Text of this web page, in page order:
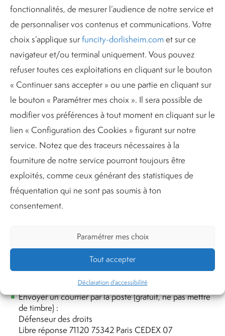
fonctionnalités, de mesurer l’audience de notre service et
de personnaliser vos contenus et communications. Votre
choix s’applique surfuncity-dorlisheim.comet sur ce
navigateur et/ou terminal uniquement. Vous pouvez
refuser toutes ces exploitations en cliquant sur le bouton
« Continuer sans accepter » ou une partie en cliquant sur
le bouton « Paramétrer mes choix ». Il sera possible de
modifier vos préférences à tout moment en cliquant sur le
lien « Configuration des Cookies » figurant sur notre
service. Notez que des traceurs nécessaires à la
fourniture de notre service pourront toujours être
exploités, comme ceux générant des statistiques de
fréquentation qui ne sont pas soumis à ton
consentement.
Tout accepter
Paramétrer mes choix
Déclaration d’accessibilité
Établissement de cette déclaration d’accessibilité.
Cette déclaration a été établie le 03/02/2025.
Retour d’information et contact
Si vous n’arrivez pas à accéder à un contenu ou à un
service, vous pouvez nous contacter pour être orienté
vers une alternative accessible ou obtenir le contenu
sous une autre forme à l’adresseaccessibilite@m6.fr.
Voies de recours
Si vous constatez un défaut d’accessibilité vous
empêchant d’accéder à un contenu ou une
fonctionnalité du site, que vous nous le signalez et que
vous ne parvenez pas à obtenir une réponse de notre
Écrire un message auDéfenseur des droits
Contacterle délégué du Défenseur des droits dans
Envoyer un courrier par la poste (gratuit, ne pas mettre
de timbre) :
Défenseur des droits
Libre réponse 71120 75342 Paris CEDEX 07